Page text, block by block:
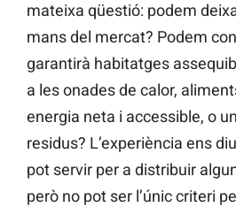
mateixa qüestió: podem
mans del mercat? Podem
garantirà habitatges
a les onades de calor,
energia neta i accessible, o
residus? L’experiència ens
pot servir per a distribuir
però no pot ser l’únic criteri